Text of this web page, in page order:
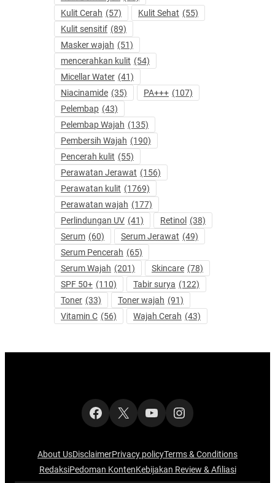
Kulit Cerah (57) Kulit Sehat (55)
Kulit sensitif (89)
Masker wajah (51)
mencerahkan kulit (54)
Micellar Water (41)
Niacinamide (35) PA+++ (107)
Pelembap (43)
Pelembap Wajah (135)
Pembersih Wajah (190)
Pencerah kulit (55)
Perawatan Jerawat (156)
Perawatan kulit (1769)
Perawatan wajah (177)
Perlindungan UV (41) Retinol (38)
Serum (60) Serum Jerawat (49)
Serum Pencerah (65)
Serum Wajah (201) Skincare (78)
SPF 50+ (110) Tabir surya (122)
Toner (33) Toner wajah (91)
Vitamin C (56) Wajah Cerah (43)
Facebook
X YouTubeInstagram
About UsDisclaimerPrivacy policyTerms & Conditions
RedaksiPedoman KontenKebijakan Review & Afiliasi